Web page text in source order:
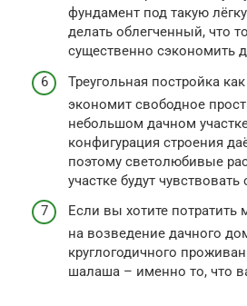
фундамент под такую
делать облегченный, что
существенно сэкономить
Треугольная постройка
экономит свободное
небольшом дачном
конфигурация строения
поэтому светолюбивые
участке будут чувствовать
Если вы хотите
на возведение дачного
круглогодичного
шалаша – именно то, что